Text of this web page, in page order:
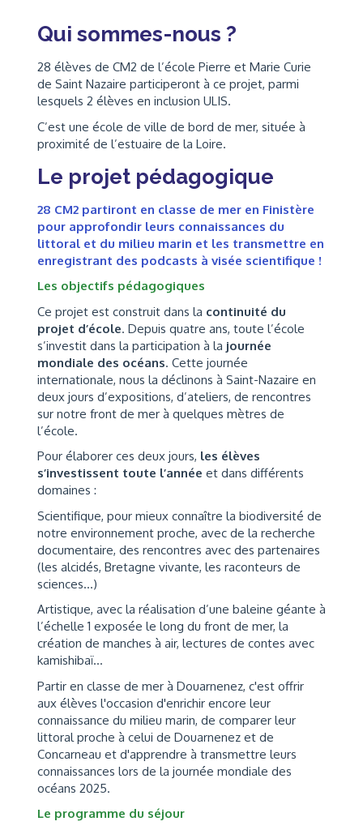
Qui sommes-nous ?
28 élèves de CM2 de l’école Pierre et Marie Curie
de Saint Nazaire participeront à ce projet, parmi
lesquels 2 élèves en inclusion ULIS.
C’est une école de ville de bord de mer, située à
proximité de l’estuaire de la Loire.
Le projet pédagogique
28 CM2 partiront en classe de mer en Finistère
pour approfondir leurs connaissances du
littoral et du milieu marin et les transmettre en
enregistrant des podcasts à visée scientifique !
Les objectifs pédagogiques
Ce projet est construit dans la continuité du
projet d’école. Depuis quatre ans, toute l’école
s’investit dans la participation à la journée
mondiale des océans. Cette journée
internationale, nous la déclinons à Saint-Nazaire en
deux jours d’expositions, d’ateliers, de rencontres
sur notre front de mer à quelques mètres de
l’école.
Pour élaborer ces deux jours, les élèves
s’investissent toute l’année et dans différents
domaines :
Scientifique, pour mieux connaître la biodiversité de
notre environnement proche, avec de la recherche
documentaire, des rencontres avec des partenaires
(les alcidés, Bretagne vivante, les raconteurs de
sciences…)
Artistique, avec la réalisation d’une baleine géante à
l’échelle 1 exposée le long du front de mer, la
création de manches à air, lectures de contes avec
kamishibaï…
Partir en classe de mer à Douarnenez, c'est offrir
aux élèves l'occasion d'enrichir encore leur
connaissance du milieu marin, de comparer leur
littoral proche à celui de Douarnenez et de
Concarneau et d'apprendre à transmettre leurs
connaissances lors de la journée mondiale des
océans 2025.
Le programme du séjour